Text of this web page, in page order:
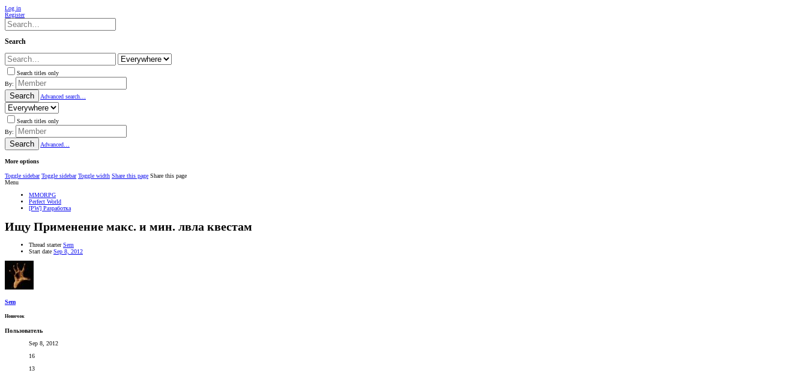
Log in
Register
Search
Search titles only
By:
Search Advanced search…
Search titles only
By:
Search Advanced…
More options
Toggle sidebar Toggle sidebar Toggle width Share this page Share this page
Menu
MMORPG
Perfect World
[PW] Разработка
Ищу Применение макс. и мин. лвла квестам
Thread starter Sem
Start date Sep 8, 2012
Sem
Новичок
Пользователь
Sep 8, 2012
16
13